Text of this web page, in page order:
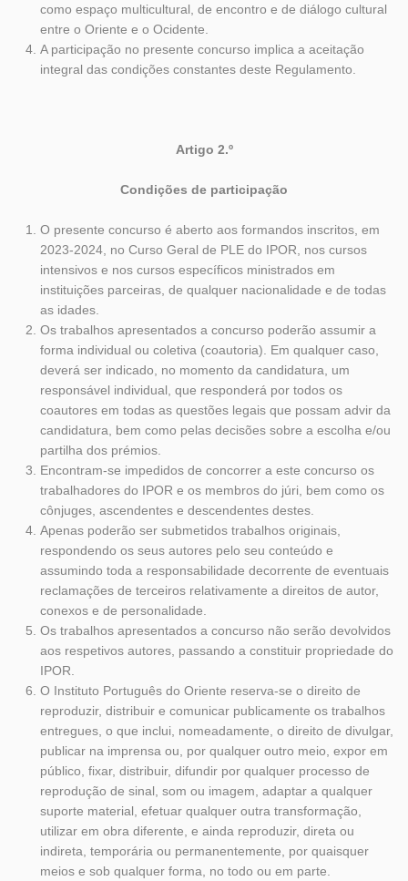
como espaço multicultural, de encontro e de diálogo cultural
entre o Oriente e o Ocidente.
A participação no presente concurso implica a aceitação
integral das condições constantes deste Regulamento.
Artigo 2.º
Condições de participação
O presente concurso é aberto aos formandos inscritos, em
2023-2024, no Curso Geral de PLE do IPOR, nos cursos
intensivos e nos cursos específicos ministrados em
instituições parceiras, de qualquer nacionalidade e de todas
as idades.
Os trabalhos apresentados a concurso poderão assumir a
forma individual ou coletiva (coautoria). Em qualquer caso,
deverá ser indicado, no momento da candidatura, um
responsável individual, que responderá por todos os
coautores em todas as questões legais que possam advir da
candidatura, bem como pelas decisões sobre a escolha e/ou
partilha dos prémios.
Encontram-se impedidos de concorrer a este concurso os
trabalhadores do IPOR e os membros do júri, bem como os
cônjuges, ascendentes e descendentes destes.
Apenas poderão ser submetidos trabalhos originais,
respondendo os seus autores pelo seu conteúdo e
assumindo toda a responsabilidade decorrente de eventuais
reclamações de terceiros relativamente a direitos de autor,
conexos e de personalidade.
Os trabalhos apresentados a concurso não serão devolvidos
aos respetivos autores, passando a constituir propriedade do
IPOR.
O Instituto Português do Oriente reserva-se o direito de
reproduzir, distribuir e comunicar publicamente os trabalhos
entregues, o que inclui, nomeadamente, o direito de divulgar,
publicar na imprensa ou, por qualquer outro meio, expor em
público, fixar, distribuir, difundir por qualquer processo de
reprodução de sinal, som ou imagem, adaptar a qualquer
suporte material, efetuar qualquer outra transformação,
utilizar em obra diferente, e ainda reproduzir, direta ou
indireta, temporária ou permanentemente, por quaisquer
meios e sob qualquer forma, no todo ou em parte.